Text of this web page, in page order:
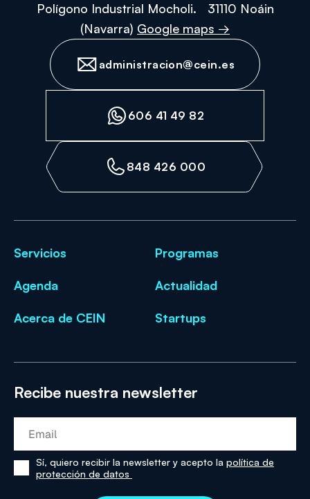
Polígono Industrial Mocholi. 31110 Noáin
(Navarra) Google maps →
administracion@cein.es
606 41 49 82
848 426 000
Recibe nuestra newsletter
he
Sí, quiero recibir la newsletter y acepto la política de
protección de datos
Servicios Programas
Agenda Actualidad
Acerca de CEIN Startups